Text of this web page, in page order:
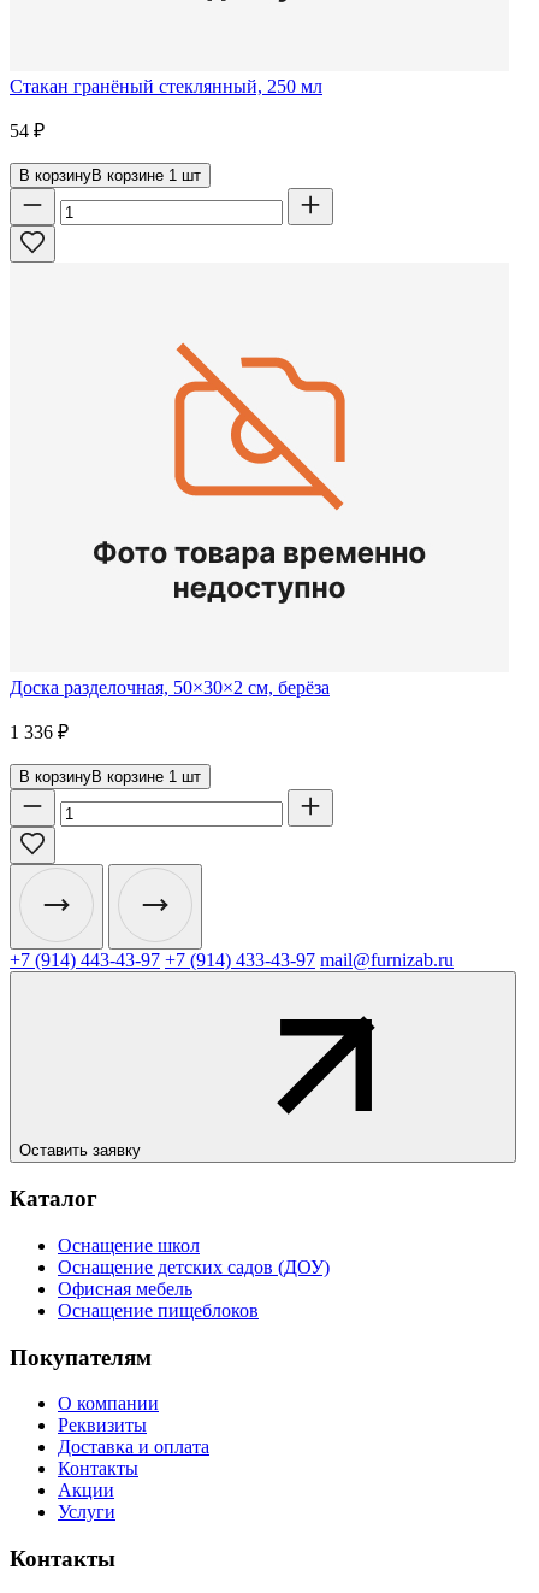
Стакан гранёный стеклянный, 250 мл
54 ₽
В корзинуВ корзине 1 шт
Доска разделочная, 50×30×2 см, берёза
1 336 ₽
В корзинуВ корзине 1 шт
+7 (914) 443-43-97 +7 (914) 433-43-97 mail@furnizab.ru
Оставить заявку
Каталог
Оснащение школ
Оснащение детских садов (ДОУ)
Офисная мебель
Оснащение пищеблоков
Покупателям
О компании
Реквизиты
Доставка и оплата
Контакты
Акции
Услуги
Контакты